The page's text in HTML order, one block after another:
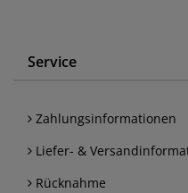
Service
Zahlungsinformationen
Liefer- &
Rücknahme